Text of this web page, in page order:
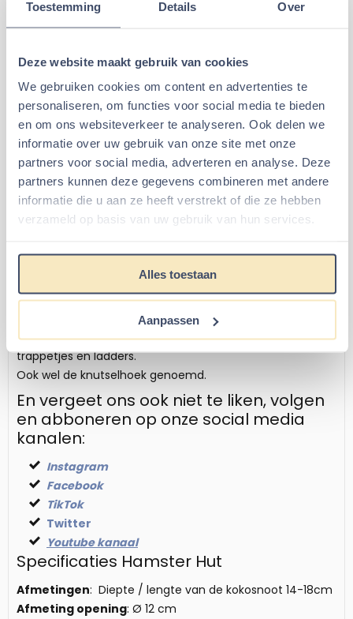
Toestemming Details Over
Deze website maakt gebruik van cookies
We gebruiken cookies om content en advertenties te
personaliseren, om functies voor social media te bieden
en om ons websiteverkeer te analyseren. Ook delen we
informatie over uw gebruik van onze site met onze
partners voor social media, adverteren en analyse. Deze
partners kunnen deze gegevens combineren met andere
informatie die u aan ze heeft verstrekt of die ze hebben
verzameld op basis van uw gebruik van hun services.
Alles toestaan
Aanpassen
Youtube filmpje 2
neemt de Hamster even een pose. He's
sexy and he knows it..
Neem een kijkje in onze
hamsterscape categorie
Dezehamsterscape categoriestaat vol met allerlei
artikelen die u mooi kunt gebruiken voor het maken van
een hamsterscape die anders is dan andere
hamsterscapes. Leuk om eens af te wisselen in qua
hamster speelgoed die u gebruikt in een hamsterscape.
DeHamster hut is misschien wel het echte pronkstuk van
allemaal.
bodembedekking
iedere scape. Verderop zullen we alle producten 1 voor 1
behandelen.
Ook staan in deze categorie een aantal artikelen
waarmee u zelf aan de slag gaat voor het maken van
trappetjes en ladders.
Ook wel de knutselhoek genoemd.
En vergeet ons ook niet te liken, volgen
en abboneren op onze social media
kanalen:
Instagram
Facebook
TikTok
Twitter
Youtube kanaal
Specificaties Hamster Hut
Afmetingen: Diepte / lengte van de kokosnoot 14-18cm
Afmeting opening: Ø 12 cm